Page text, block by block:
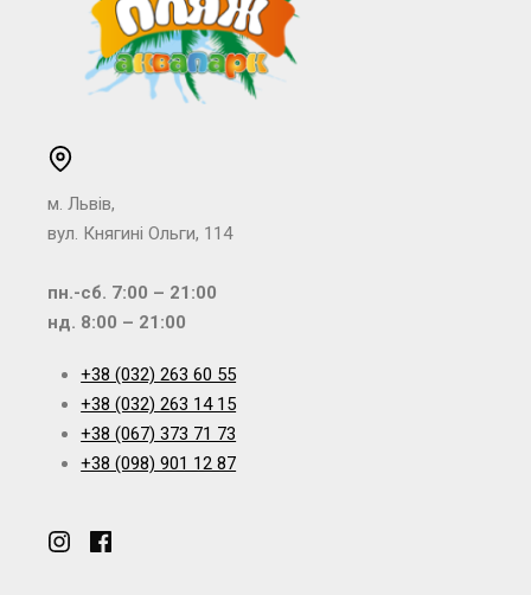
м. Львів,
вул. Княгині Ольги, 114
пн.-сб. 7:00 – 21:00
нд. 8:00 – 21:00
+38 (032) 263 60 55
+38 (032) 263 14 15
+38 (067) 373 71 73
+38 (098) 901 12 87